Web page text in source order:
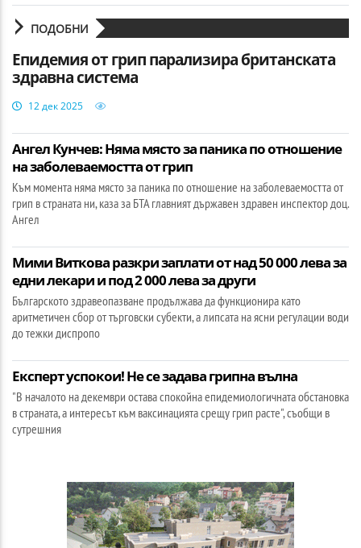
ПОДОБНИ
Епидемия от грип парализира британската
здравна система
12 дек 2025
Ангел Кунчев: Няма място за паника по отношение
на заболеваемостта от грип
Към момента няма място за паника по отношение на заболеваемостта от
грип в страната ни, каза за БТА главният държавен здравен инспектор доц.
Ангел
Мими Виткова разкри заплати от над 50 000 лева за
едни лекари и под 2 000 лева за други
Българското здравеопазване продължава да функционира като
аритметичен сбор от търговски субекти, а липсата на ясни регулации води
до тежки диспропо
Експерт успокои! Не се задава грипна вълна
"В началото на декември остава спокойна епидемиологичната обстановка
в страната, а интересът към ваксинацията срещу грип расте", съобщи в
сутрешния